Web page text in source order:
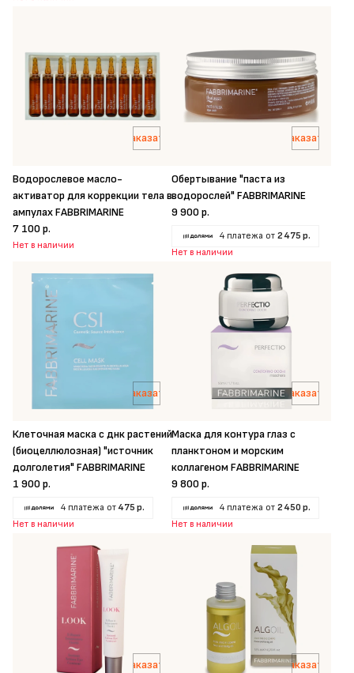
Заказать
Водорослевое масло-
активатор для коррекции тела в
ампулах FABBRIMARINE
7 100 р.
Нет в наличии
Заказать
Обертывание "паста из
водорослей" FABBRIMARINE
9 900 р.
4 платежа от 2 475 р.
Нет в наличии
Заказать
Клеточная маска с днк растений
(биоцеллюлозная) "источник
долголетия" FABBRIMARINE
1 900 р.
4 платежа от475 р.
Нет в наличии
Заказать
Маска для контура глаз с
планктоном и морским
коллагеном FABBRIMARINE
9 800 р.
4 платежа от 2 450 р.
Нет в наличии
Заказать Заказать